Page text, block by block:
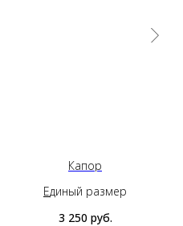
Капор
Единый размер
3 250 руб.